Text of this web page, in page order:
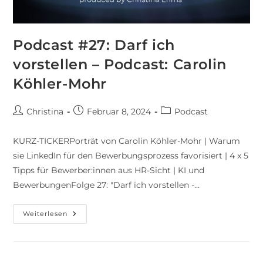
Podcast #27: Darf ich
vorstellen – Podcast: Carolin
Köhler-Mohr
Christina Februar 8, 2024 Podcast
KURZ-TICKERPorträt von Carolin Köhler-Mohr | Warum
sie LinkedIn für den Bewerbungsprozess favorisiert | 4 x 5
Tipps für Bewerber:innen aus HR-Sicht | KI und
BewerbungenFolge 27: "Darf ich vorstellen -…
Weiterlesen